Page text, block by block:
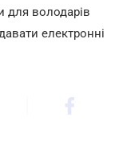
для володарів
електронні